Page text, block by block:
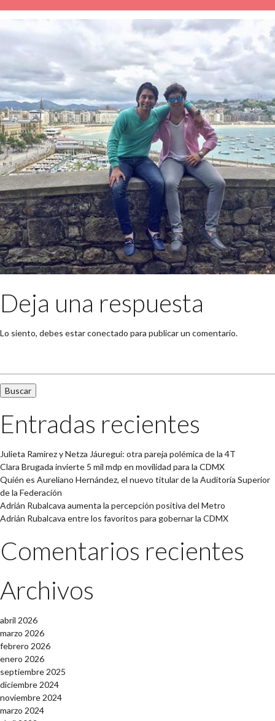
Deja una respuesta
Lo siento, debes estarconectado para publicar un comentario.
Entradas recientes
Julieta Ramírez y Netza Jáuregui: otra pareja polémica de la 4T
Clara Brugada invierte 5 mil mdp en movilidad para la CDMX
Quién es Aureliano Hernández, el nuevo titular de la Auditoría Superior
de la Federación
Adrián Rubalcava aumenta la percepción positiva del Metro
Adrián Rubalcava entre los favoritos para gobernar la CDMX
Comentarios recientes
Archivos
abril 2026
marzo 2026
febrero 2026
enero 2026
septiembre 2025
diciembre 2024
noviembre 2024
marzo 2024